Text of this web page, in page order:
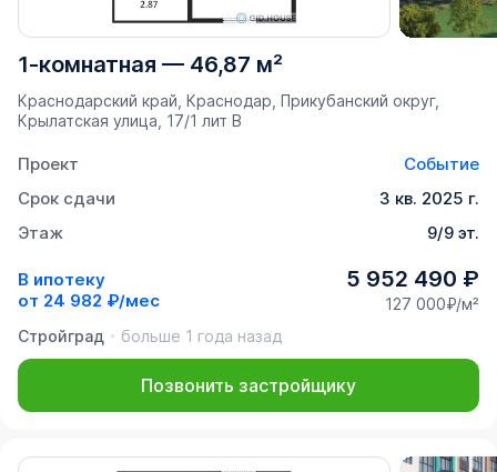
1-комнатная — 46,87 м²
Краснодарский край, Краснодар, Прикубанский округ,
Крылатская улица, 17/1 лит В
Проект
Событие
Срок сдачи
3 кв. 2025 г.
Этаж
9/9 эт.
В ипотеку
от 24 982 ₽/мес
5 952 490 ₽
127 000₽/м²
Стройград
больше 1 года назад
Позвонить застройщику